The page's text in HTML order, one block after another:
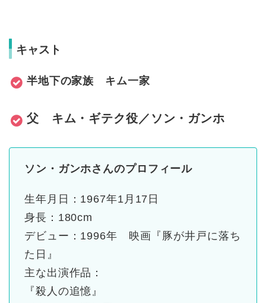
キャスト
半地下の家族 キム一家
父 キム・ギテク役／ソン・ガンホ
ソン・ガンホさんのプロフィール
生年月日：1967年1月17日
身長：180cm
デビュー：1996年 映画『豚が井戸に落ち
た日』
主な出演作品：
『殺人の追憶』